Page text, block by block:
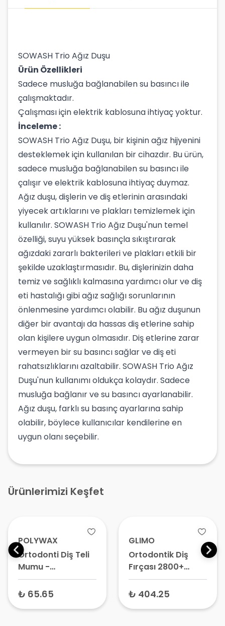
SOWASH Trio Ağız Duşu
Ürün Özellikleri
Sadece musluğa bağlanabilen su basıncı ile
çalışmaktadır.
Çalışması için elektrik kablosuna ihtiyaç yoktur.
İnceleme :
SOWASH Trio Ağız Duşu, bir kişinin ağız hijyenini
desteklemek için kullanılan bir cihazdır. Bu ürün,
sadece musluğa bağlanabilen su basıncı ile
çalışır ve elektrik kablosuna ihtiyaç duymaz.
Ağız duşu, dişlerin ve diş etlerinin arasındaki
yiyecek artıklarını ve plakları temizlemek için
kullanılır. SOWASH Trio Ağız Duşu'nun temel
özelliği, suyu yüksek basınçla sıkıştırarak
ağızdaki zararlı bakterileri ve plakları etkili bir
şekilde uzaklaştırmasıdır. Bu, dişlerinizin daha
temiz ve sağlıklı kalmasına yardımcı olur ve diş
eti hastalığı gibi ağız sağlığı sorunlarının
önlenmesine yardımcı olabilir. Bu ağız duşunun
diğer bir avantajı da hassas diş etlerine sahip
olan kişilere uygun olmasıdır. Diş etlerine zarar
vermeyen bir su basıncı sağlar ve diş eti
rahatsızlıklarını azaltabilir. SOWASH Trio Ağız
Duşu'nun kullanımı oldukça kolaydır. Sadece
musluğa bağlanır ve su basıncı ayarlanabilir.
Ağız duşu, farklı su basınç ayarlarına sahip
olabilir, böylece kullanıcılar kendilerine en
uygun olanı seçebilir.
Ürünlerimizi Keşfet
POLYWAX
Ortodonti Diş Teli
Mumu -
Ortodontik Wax
Paket
₺ 65.65
GLIMO
Ortodontik Diş
Fırçası 2800+
Medium – Diş Teli
Fırçası, Braket
₺ 404.25